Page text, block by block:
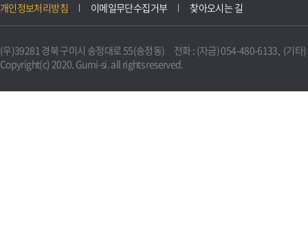
개인정보처리방침 이메일무단수집거부 찾아오시는 길
(우)39281 경북 구미시 송정대로 55(송정동) 전화 : (자금) 054-480-6133, (기타
Copyright(c) 2020. Gumi-si. all rights reserved.